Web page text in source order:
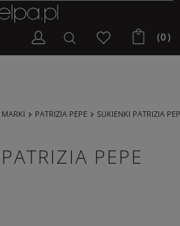
-50% na wybrane modele z nowej
kolekcji!
MARKI PATRIZIA PEPE SUKIENKI PATRIZIA
PEPE